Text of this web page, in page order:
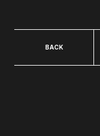
BACK